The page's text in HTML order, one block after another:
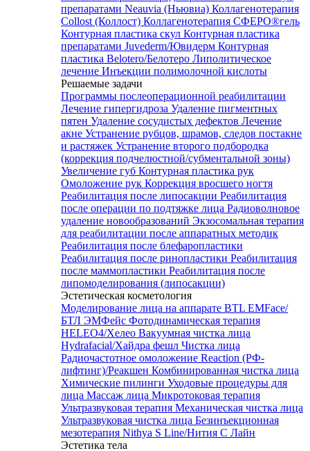
препаратами Neauvia (Ньювиа) Коллагенотерапия
Collost (Коллост) Коллагенотерапия СФЕРО®гель
Контурная пластика скул Контурная пластика
препаратами Juvederm/Ювидерм Контурная
пластика Belotero/Белотеро Липолитическое
лечение Инъекции полимолочной кислоты
Решаемые задачи
Программы послеоперационной реабилитации
Лечение гипергидроза Удаление пигментных
пятен Удаление сосудистых дефектов Лечение
акне Устранение рубцов, шрамов, следов постакне
и растяжек Устранение второго подбородка
(коррекция подчелюстной/субментальной зоны)
Увеличение губ Контурная пластика рук
Омоложение рук Коррекция вросшего ногтя
Реабилитация после липосакции Реабилитация
после операции по подтяжке лица Радиоволновое
удаление новообразований Экзосомальная терапия
для реабилитации после аппаратных методик
Реабилитация после блефаропластики
Реабилитация после ринопластики Реабилитация
после маммопластики Реабилитация после
липомоделирования (липосакции)
Эстетическая косметология
Моделирование лица на аппарате BTL EMFace/
БТЛ ЭМФейс Фотодинамическая терапия
HELEO4/Хелео Вакуумная чистка лица
Hydrafacial/Хайдра фешл Чистка лица
Радиочастотное омоложение Reaction (РФ-
лифтинг)/Реакшен Комбинированная чистка лица
Химические пилинги Уходовые процедуры для
лица Массаж лица Микротоковая терапия
Ультразвуковая терапия Механическая чистка лица
Ультразвуковая чистка лица Безинъекционная
мезотерапия Nithya S Line/Нития С Лайн
Эстетика тела